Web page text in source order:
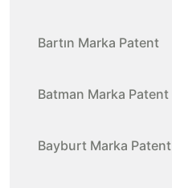
Bartın Marka Patent
Batman Marka Patent
Bayburt Marka Patent